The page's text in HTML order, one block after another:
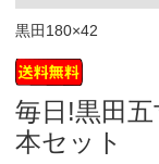
黒田180×42
毎日!黒田
本セット